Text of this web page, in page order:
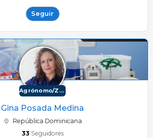
Seguir
Agrónomo/Zootécnico
Gina Posada Medina
República Dominicana
33 Seguidores